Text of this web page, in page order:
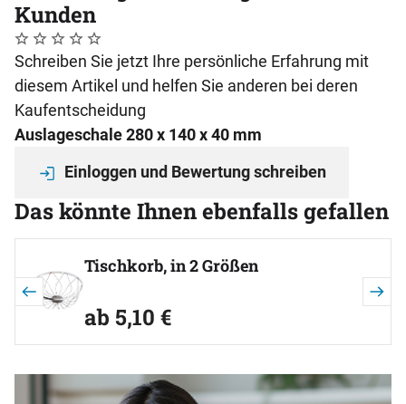
Kunden
Noch keine Bewertungen abgegeben
0 Bewertungen
Schreiben Sie jetzt Ihre persönliche Erfahrung mit
diesem Artikel und helfen Sie anderen bei deren
Kaufentscheidung
Auslageschale 280 x 140 x 40 mm
Einloggen und Bewertung schreiben
Das könnte Ihnen ebenfalls gefallen
Artikel überspringen
Tischkorb, in 2 Größen
ab:
ab 5,10 €